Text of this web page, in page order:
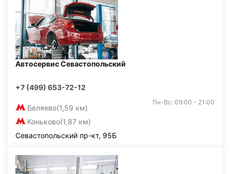
Автосервис Севастопольский
+7 (499) 653-72-12
Беляево(1,59 км)
Коньково(1,87 км)
Пн-Вс: 09:00 - 21:00
Севастопольский пр-кт, 95Б